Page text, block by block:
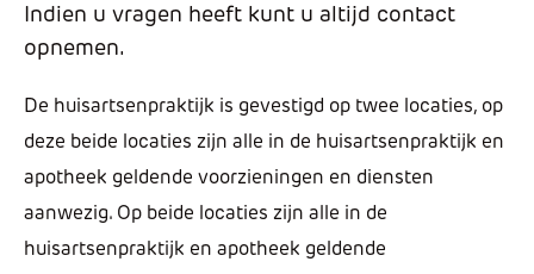
Indien u vragen heeft kunt u altijd contact
opnemen.
De huisartsenpraktijk is gevestigd op twee locaties, op
deze beide locaties zijn alle in de huisartsenpraktijk en
apotheek geldende voorzieningen en diensten
aanwezig. Op beide locaties zijn alle in de
huisartsenpraktijk en apotheek geldende